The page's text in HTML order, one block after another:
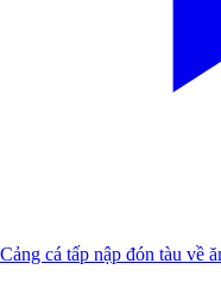
Cảng cá tấp nập đón tàu về